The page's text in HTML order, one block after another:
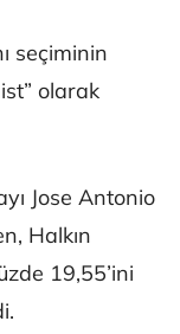
seçiminin
olarak
Jose Antonio
Halkın
19,55’ini